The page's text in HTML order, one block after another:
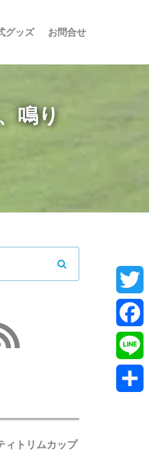
グッズ お問合せ
鳴り
ィトリムカップ
Line